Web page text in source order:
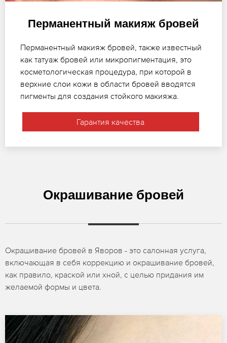
Перманентный макияж бровей
Перманентный макияж бровей, также известный
как татуаж бровей или микропигментация, это
косметологическая процедура, при которой в
верхние слои кожи в области бровей вводятся
пигменты для создания стойкого макияжа.
Гарантия качества
Окрашивание бровей
Окрашивание бровей в Яворов - это салонная услуга,
включающая в себя коррекцию и окрашивание бровей,
как правило, краской или хной, с целью придания им
желаемой формы и цвета.